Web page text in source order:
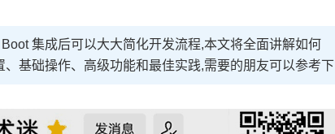
集成后可以大大简化开发流程,本文将全面讲解如何
基础操作、高级功能和最佳实践,需要的朋友可以参考下